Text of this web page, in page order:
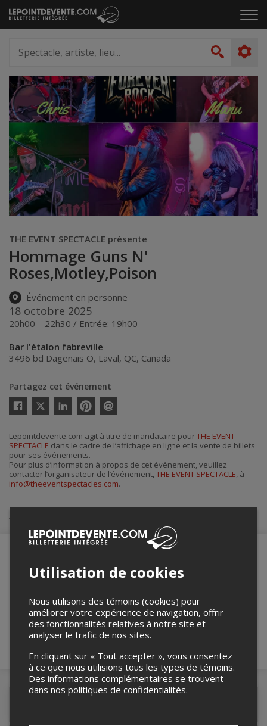
Passer
au
le
artiste,
lieu...
THE EVENT SPECTACLE présente
Hommage Guns N'
Roses,Motley,Poison
Événement en personne
18 octobre 2025
20h00 – 22h30 / Entrée: 19h00
Bar l'étalon fabreville
3496 bd Dagenais O, Laval, QC, Canada
Partagez cet événement
Twitter
courriel
Lepointdevente.com agit à titre de mandataire pourTHE EVENT
SPECTACLE dans le cadre de l’affichage en ligne et la vente de billets
pour ses événements.
Pour plus d’information à propos de cet événement, veuillez
contacter l’organisateur de l’événement, THE EVENT SPECTACLE, à
info@theeventspectacles.com.
Achat de billets
Merci de confirmer que vous n'êtes pas un
Utilisation de cookies
Nous utilisons des témoins (cookies) pour
améliorer votre expérience de navigation, offrir
des fonctionnalités relatives à notre site et
analyser le trafic de nos sites.
En cliquant sur « Tout accepter », vous consentez
à ce que nous utilisions tous les types de témoins.
Des informations complémentaires se trouvent
dans nos politiques de confidentialités.